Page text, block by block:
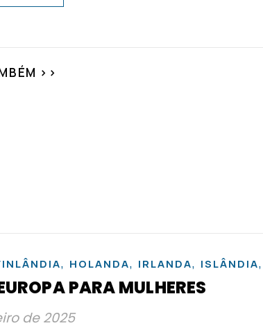
>>
, HOLANDA, IRLANDA, ISLÂNDIA,
PARA MULHERES
de 2025